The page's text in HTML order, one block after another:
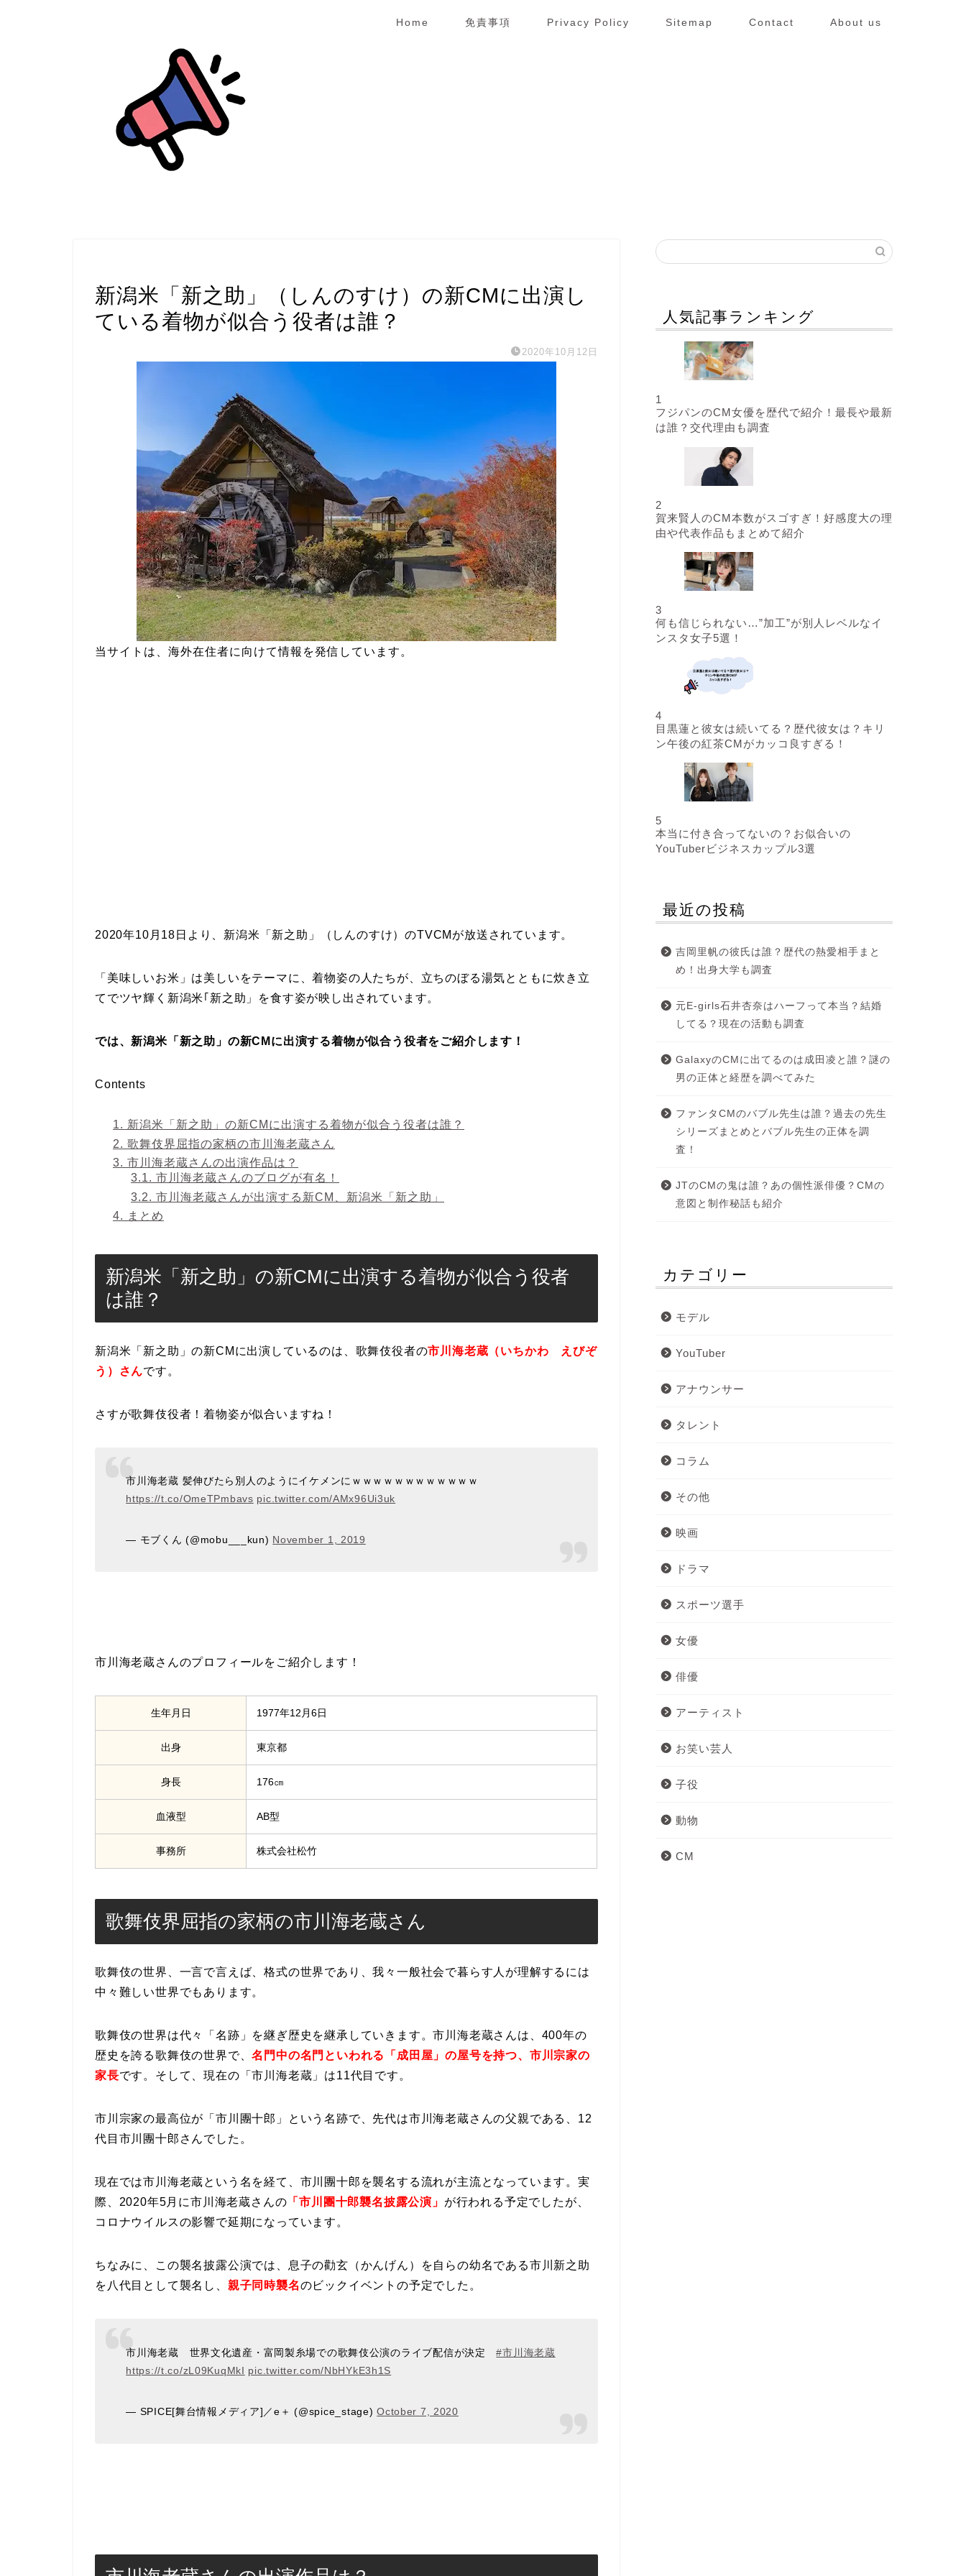
Home 免責事項 Privacy Policy Sitemap Contact About us
新潟米「新之助」（しんのすけ）の新CMに出演し
ている着物が似合う役者は誰？
2020年10月12日
当サイトは、海外在住者に向けて情報を発信しています。
2020年10月18日より、新潟米「新之助」（しんのすけ）のTVCMが放送されています。
「美味しいお米」は美しいをテーマに、着物姿の人たちが、立ちのぼる湯気とともに炊き立
てでツヤ輝く新潟米｢新之助」を食す姿が映し出されています。
では、新潟米「新之助」の新CMに出演する着物が似合う役者をご紹介します！
Contents
1. 新潟米「新之助」の新CMに出演する着物が似合う役者は誰？
2. 歌舞伎界屈指の家柄の市川海老蔵さん
3. 市川海老蔵さんの出演作品は？
3.1. 市川海老蔵さんのブログが有名！
3.2. 市川海老蔵さんが出演する新CM、新潟米「新之助」
4. まとめ
新潟米「新之助」の新CMに出演する着物が似合う役者
は誰？
新潟米「新之助」の新CMに出演しているのは、歌舞伎役者の市川海老蔵（いちかわ えびぞ
う）さんです。
さすが歌舞伎役者！着物姿が似合いますね！
市川海老蔵 髪伸びたら別人のようにイケメンにｗｗｗｗｗｗｗｗｗｗｗｗ
https://t.co/OmeTPmbavs pic.twitter.com/AMx96Ui3uk
— モブくん (@mobu___kun) November 1, 2019
市川海老蔵さんのプロフィールをご紹介します！
生年月日 1977年12月6日
出身 東京都
身長 176㎝
血液型 AB型
事務所 株式会社松竹
歌舞伎界屈指の家柄の市川海老蔵さん
歌舞伎の世界、一言で言えば、格式の世界であり、我々一般社会で暮らす人が理解するには
中々難しい世界でもあります。
歌舞伎の世界は代々「名跡」を継ぎ歴史を継承していきます。市川海老蔵さんは、400年の
歴史を誇る歌舞伎の世界で、名門中の名門といわれる「成田屋」の屋号を持つ、市川宗家の
家長です。そして、現在の「市川海老蔵」は11代目です。
市川宗家の最高位が「市川團十郎」という名跡で、先代は市川海老蔵さんの父親である、12
代目市川團十郎さんでした。
現在では市川海老蔵という名を経て、市川團十郎を襲名する流れが主流となっています。実
際、2020年5月に市川海老蔵さんの 「市川團十郎襲名披露公演」 が行われる予定でしたが、
コロナウイルスの影響で延期になっています。
ちなみに、この襲名披露公演では、息子の勸玄（かんげん）を自らの幼名である市川新之助
を八代目として襲名し、 親子同時襲名のビックイベントの予定でした。
市川海老蔵 世界文化遺産・富岡製糸場での歌舞伎公演のライブ配信が決定#市川海老蔵
https://t.co/zL09KuqMkI pic.twitter.com/NbHYkE3h1S
— SPICE[舞台情報メディア]／e＋ (@spice_stage)October 7, 2020
人気記事ランキング
1
フジパンのCM女優を歴代で紹介！最長や最新
は誰？交代理由も調査
2
賀来賢人のCM本数がスゴすぎ！好感度大の理
由や代表作品もまとめて紹介
3
何も信じられない…”加工”が別人レベルなイ
ンスタ女子5選！
4
目黒蓮と彼女は続いてる？歴代彼女は？キリ
ン午後の紅茶CMがカッコ良すぎる！
5
本当に付き合ってないの？お似合いの
YouTuberビジネスカップル3選
最近の投稿
吉岡里帆の彼氏は誰？歴代の熱愛相手まと
め！出身大学も調査
元E-girls石井杏奈はハーフって本当？結婚
してる？現在の活動も調査
GalaxyのCMに出てるのは成田凌と誰？謎の
男の正体と経歴を調べてみた
ファンタCMのバブル先生は誰？過去の先生
シリーズまとめとバブル先生の正体を調
査！
JTのCMの鬼は誰？あの個性派俳優？CMの
意図と制作秘話も紹介
カテゴリー
モデル
YouTuber
アナウンサー
タレント
コラム
その他
映画
ドラマ
スポーツ選手
女優
俳優
アーティスト
お笑い芸人
子役
動物
CM